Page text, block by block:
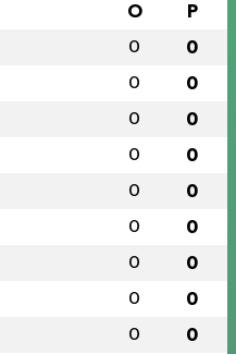
O P
0 0
0 0
0 0
0 0
0 0
0 0
0 0
0 0
0 0